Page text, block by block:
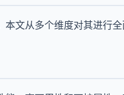
文从多个维度对其进行